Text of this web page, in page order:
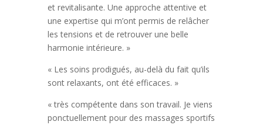
et revitalisante. Une approche attentive et
une expertise qui m’ont permis de relâcher
les tensions et de retrouver une belle
harmonie intérieure. »
« Les soins prodigués, au-delà du fait qu’ils
sont relaxants, ont été efficaces. »
« très compétente dans son travail. Je viens
ponctuellement pour des massages sportifs